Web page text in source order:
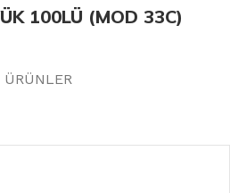
100LÜ (MOD 33C)